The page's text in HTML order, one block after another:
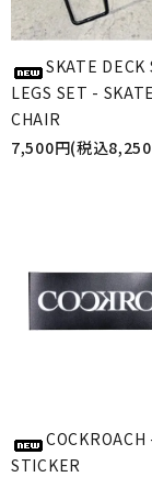
SKATE DECK
LEGS SET -
CHAIR
7,500円(税込
COCKROACH
STICKER